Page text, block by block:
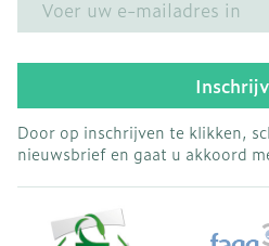
Door op inschrijven te klikken,
nieuwsbrief en gaat u akkoord